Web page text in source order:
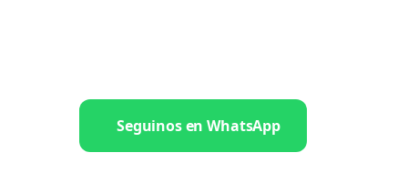
Seguinos en WhatsApp